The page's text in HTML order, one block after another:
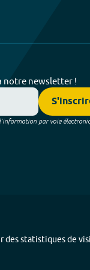
notre newsletter !
par voie
des statistiques de